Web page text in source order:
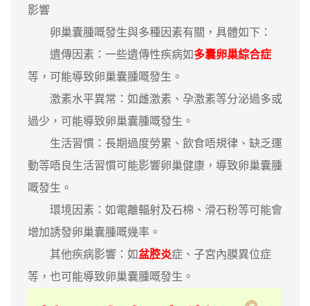
影響
卵巢囊腫嘅發生與多種因素有關，具體如下：
遺傳因素：一些遺傳性疾病如多囊卵巢綜合症
等，可能導致卵巢囊腫嘅發生。
激素水平異常：如雌激素、孕激素等分泌過多或
過少，可能導致卵巢囊腫嘅發生。
生活習慣：長期過度勞累、飲食唔規律、缺乏運
動等唔良生活習慣可能影響卵巢健康，導致卵巢囊腫
嘅發生。
環境因素：如電離輻射及石棉、滑石粉等可能會
增加誘發卵巢囊腫嘅幾率。
其他疾病影響：如盆腔炎症、子宮內膜異位症
等，也可能導致卵巢囊腫嘅發生。